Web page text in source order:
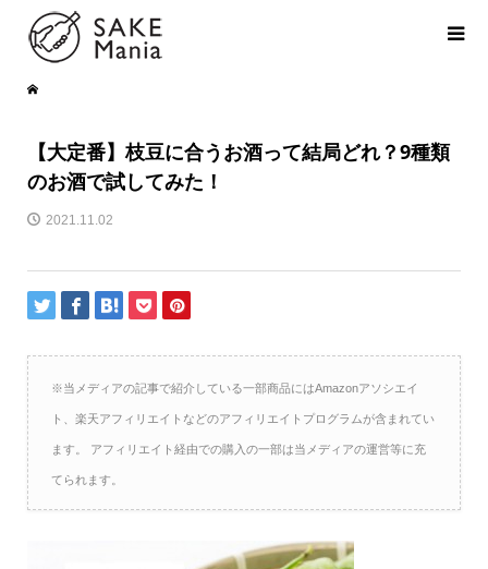
【大定番】枝豆に合うお酒って結局どれ？9種類
のお酒で試してみた！
2021.11.02
※当メディアの記事で紹介している一部商品にはAmazonアソシエイ
ト、楽天アフィリエイトなどのアフィリエイトプログラムが含まれてい
ます。 アフィリエイト経由での購入の一部は当メディアの運営等に充
てられます。